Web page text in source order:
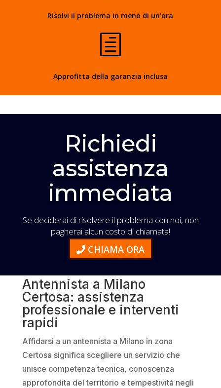
Risolvi il problema in meno di un’ora
h
Approfitta della garanzia inclusa
Richiedi
assistenza
immediata
Se deciderai di risolvere il problema con noi, non
pagherai alcun costo di chiamata!
CHIAMA ORA
Antennista a Milano
Certosa: assistenza
professionale e interventi
rapidi
Affidarsi a un antennista a Milano in zona
Certosa significa scegliere un servizio che
unisce competenza tecnica, conoscenza
approfondita del territorio e tempestività negli